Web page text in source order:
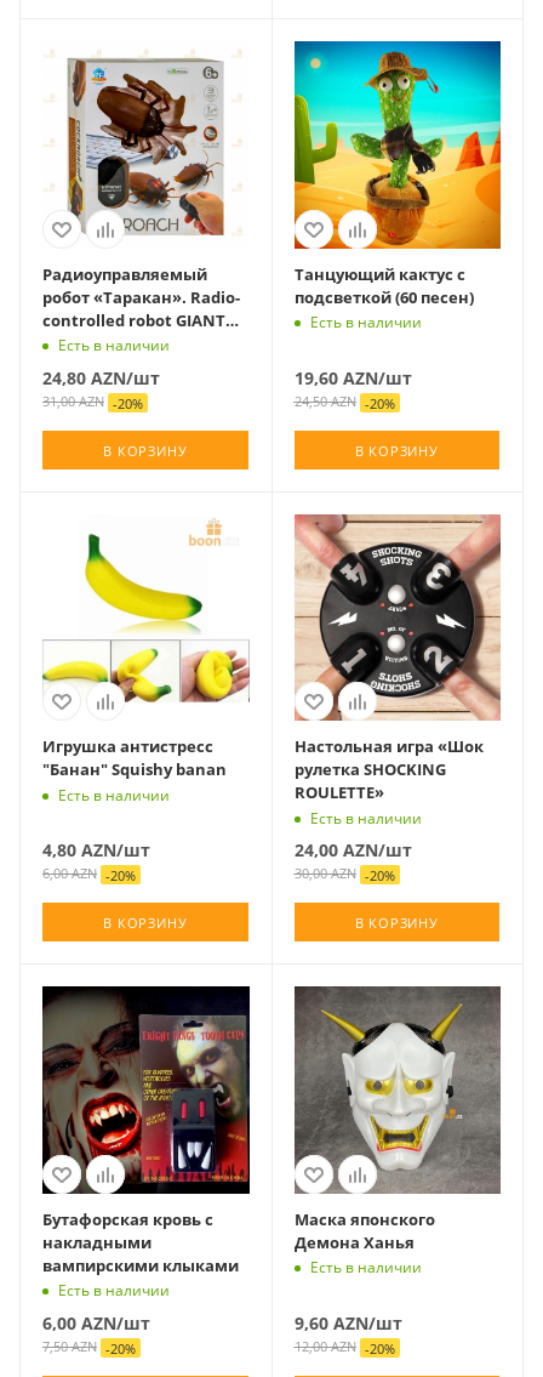
Радиоуправляемый
робот «Таракан». Radio-
controlled robot GIANT
COCKROACH
Есть в наличии
24,80 AZN/шт
31,00AZN -20%
В КОРЗИНУ
Танцующий кактус с
подсветкой (60 песен)
Есть в наличии
19,60AZN/шт
24,50AZN -20%
В КОРЗИНУ
Игрушка антистресс
"Банан" Squishy banan
Есть в наличии
4,80 AZN/шт
6,00AZN -20%
В КОРЗИНУ
Настольная игра «Шок
рулетка SHOCKING
ROULETTE»
Есть в наличии
24,00AZN/шт
30,00AZN -20%
В КОРЗИНУ
Бутафорская кровь с
накладными
вампирскими клыками
Есть в наличии
6,00 AZN/шт
7,50AZN -20%
Маска японского
Демона Ханья
Есть в наличии
9,60AZN/шт
12,00AZN -20%